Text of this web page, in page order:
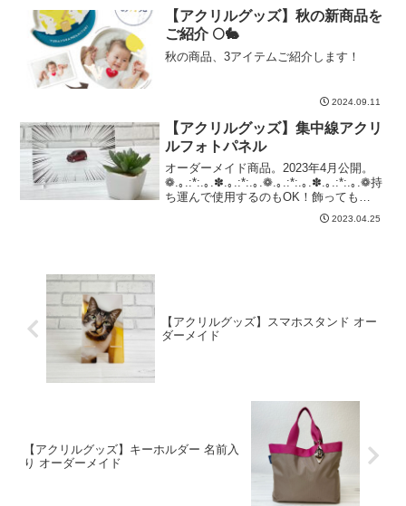
【アクリルグッズ】秋の新商品を
ご紹介 🌕🐇
秋の商品、3アイテムご紹介します！
2024.09.11
【アクリルグッズ】集中線アクリ
ルフォトパネル
オーダーメイド商品。2023年4月公開。
❁.｡.:*:.｡.✽.｡.:*:.｡.❁.｡.:*:.｡.✽.｡.:*:.｡.❁持
ち運んで使用するのもOK！飾っても
OK！さまざまな用途でご使用できます。
漫画のような集中線アクリルフォトパネ
2023.04.25
【アクリルグッズ】スマホスタンド オー
ダーメイド
【アクリルグッズ】キーホルダー 名前入
り オーダーメイド